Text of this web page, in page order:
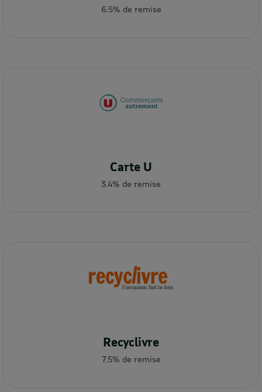
6.5% de remise
Carte U
3.4% de remise
Recyclivre
7.5% de remise